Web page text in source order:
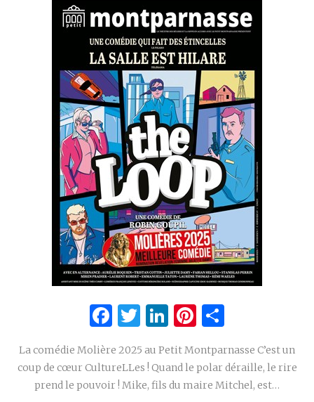
Facebook
Twitter
LinkedIn
Pinterest
La comédie Molière 2025 au Petit Montparnasse C’est un
coup de cœur CultureLLes ! Quand le polar déraille, le rire
prend le pouvoir ! Mike, fils du maire Mitchel, est…